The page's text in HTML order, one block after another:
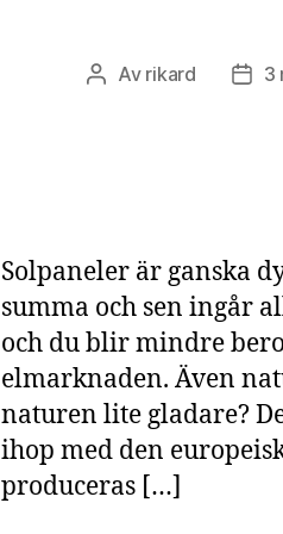
Inläggsförfattare
Av rikard 3
Solpaneler är ganska
summa och sen ingår
och du blir mindre
elmarknaden. Även
naturen lite gladare?
ihop med den
produceras […]